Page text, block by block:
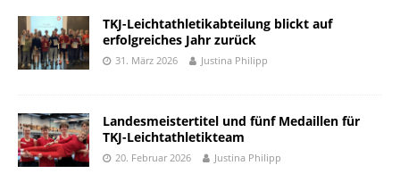
TKJ-Leichtathletikabteilung blickt auf
erfolgreiches Jahr zurück
31. März 2026 Justina Philipp
Landesmeistertitel und fünf Medaillen für
TKJ-Leichtathletikteam
20. Februar 2026 Justina Philipp